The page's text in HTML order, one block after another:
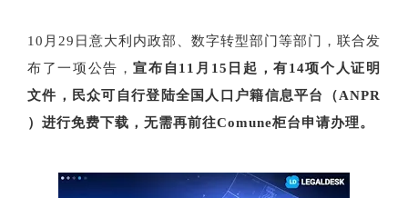
10月29日意大利内政部、数字转型部门等部门，联合发
布了一项公告，宣布自11月15日起，有14项个人证明
文件，民众可自行登陆全国人口户籍信息平台（ANPR
）进行免费下载，无需再前往Comune柜台申请办理。